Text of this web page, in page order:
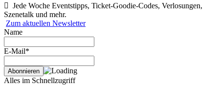
Jede Woche Eventstipps, Ticket-Goodie-Codes, Verlosungen,
Szenetalk und mehr.
Zum aktuellen Newsletter
Name
E-Mail*
Alles im Schnellzugriff